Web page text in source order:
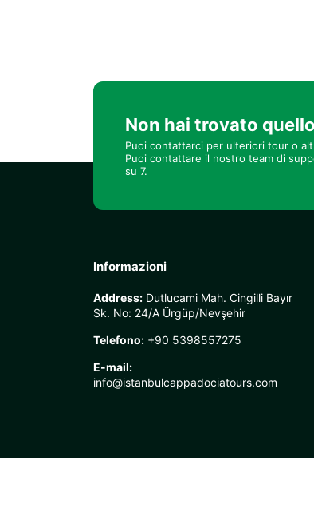
Non hai trovato
Puoi contattarci per ulteriori tour o
Puoi contattare il nostro team di
su 7.
Informazioni
Address: Dutlucami Mah. Cingilli Bayır
Sk. No: 24/A Ürgüp/Nevşehir
Telefono: +90 5398557275
E-mail:
info@istanbulcappadociatours.com